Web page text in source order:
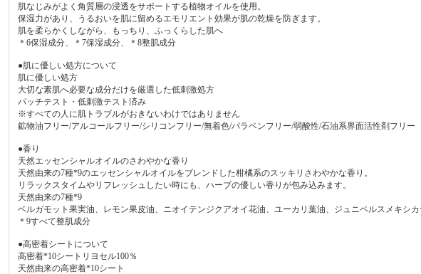
肌なじみがよく角質層の浸透をサポートする植物オイルを使用。
保湿力があり、うるおいを肌に留めるエモリエント効果が肌の乾燥を防ぎます。
肌を柔らかくしながら、もっちり、ふっくらした肌へ
＊6保湿成分、＊7保湿成分、＊8整肌成分
●肌に優しい処方について
肌に優しい処方
大切な素肌へ必要な成分だけを厳選した低刺激処方
パッチテスト・低刺激テスト済み
※すべての人に肌トラブルがおきないわけではありません
鉱物油フリー/アルコールフリー/シリコンフリー/無着色/パラベンフリー/弱酸性/石油系界面活性剤フリー
●香り
天然エッセンシャルオイルのさわやかな香り
天然由来の7種*9のエッセンシャルオイルをブレンドした柑橘系のスッキリさわやかな香り。
リラックスタイムやリフレッシュしたい時にも、ハーブの優しい香りが包み込みます。
天然由来の7種*9
ベルガモット果実油、レモン果皮油、ニオイテンジクアオイ花油、ユーカリ葉油、ジュニペルスメキシ
＊9すべて整肌成分
●高密着シートについて
高密着*10シートリヨセル100％
天然由来の高密着*10シート